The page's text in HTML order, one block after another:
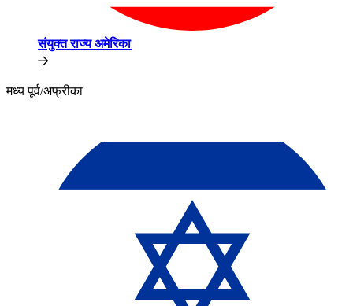
संयुक्त राज्य अमेरिका​​
मध्य पूर्व/अफ्रीका​​